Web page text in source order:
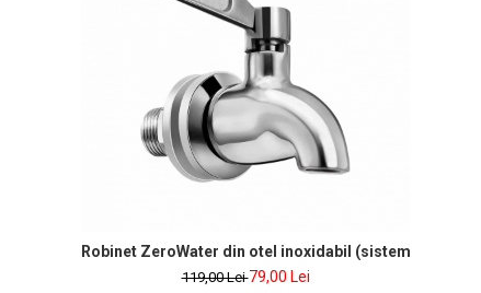
apa inclusRobinet ZeroWater din otel inoxidabil (sistem filtrant 9L)
119,00 Lei79,00 Lei